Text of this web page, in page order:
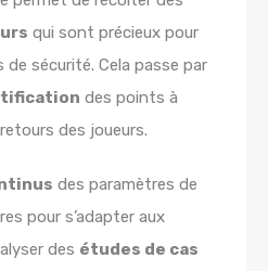
qui sont précieux pour
de sécurité. Cela passe par
des points à
des joueurs.
des paramètres de
pour s’adapter aux
des études de cas